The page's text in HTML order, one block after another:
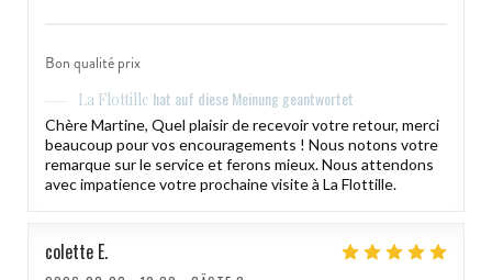
Bon qualité prix
La Flottille hat auf diese Meinung geantwortet
Chère Martine, Quel plaisir de recevoir votre retour, merci
beaucoup pour vos encouragements ! Nous notons votre
remarque sur le service et ferons mieux. Nous attendons
avec impatience votre prochaine visite à La Flottille.
colette E